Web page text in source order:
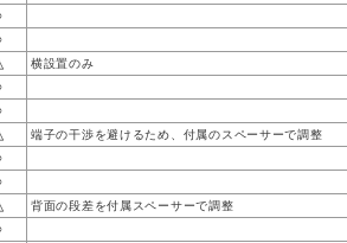
横設置のみ
端子の干渉を避けるため、付属のスペーサーで調整
背面の段差を付属スペーサーで調整